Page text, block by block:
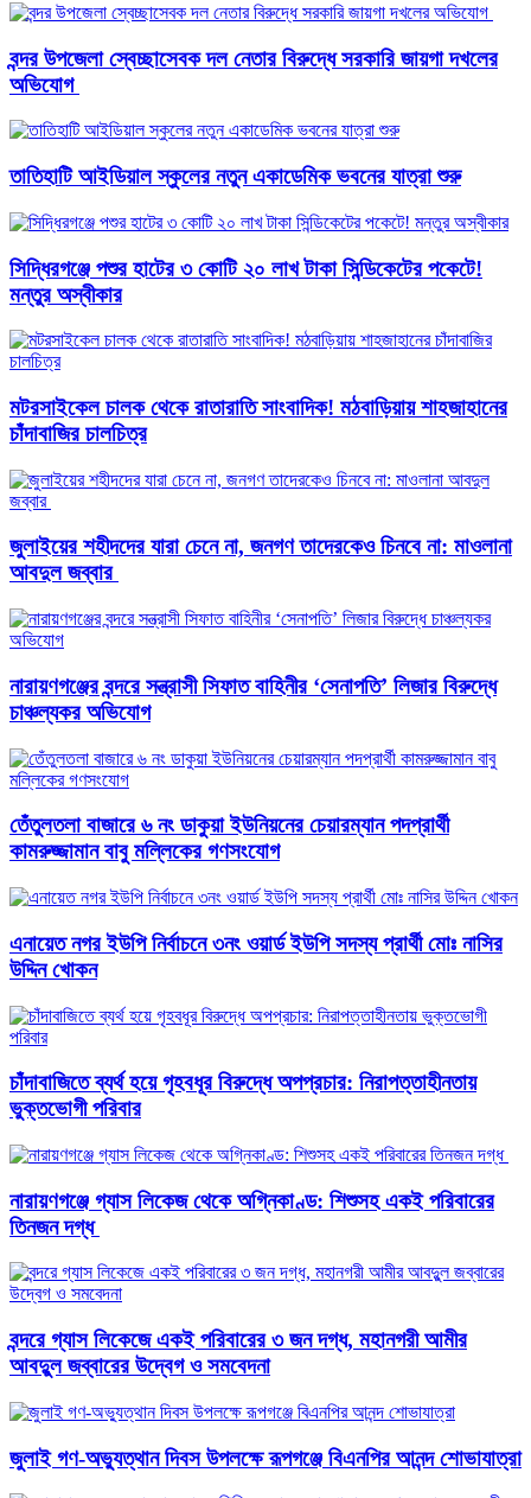
বন্দর উপজেলা স্বেচ্ছাসেবক দল নেতার বিরুদ্ধে সরকারি জায়গা দখলের
অভিযোগ ‎
তাতিহাটি আইডিয়াল স্কুলের নতুন একাডেমিক ভবনের যাত্রা শুরু
সিদ্ধিরগঞ্জে পশুর হাটের ৩ কোটি ২০ লাখ টাকা সিন্ডিকেটের পকেটে!
মন্তুর অস্বীকার
মটরসাইকেল চালক থেকে রাতারাতি সাংবাদিক! মঠবাড়িয়ায় শাহজাহানের
চাঁদাবাজির চালচিত্র
জুলাইয়ের শহীদদের যারা চেনে না, জনগণ তাদেরকেও চিনবে না: মাওলানা
আবদুল জব্বার ​
নারায়ণগঞ্জের বন্দরে সন্ত্রাসী সিফাত বাহিনীর ‘সেনাপতি’ লিজার বিরুদ্ধে
চাঞ্চল্যকর অভিযোগ
তেঁতুলতলা বাজারে ৬ নং ডাকুয়া ইউনিয়নের চেয়ারম্যান পদপ্রার্থী
কামরুজ্জামান বাবু মল্লিকের গণসংযোগ
এনায়েত নগর ইউপি নির্বাচনে ৩নং ওয়ার্ড ইউপি সদস্য প্রার্থী মোঃ নাসির
উদ্দিন খোকন
চাঁদাবাজিতে ব্যর্থ হয়ে গৃহবধূর বিরুদ্ধে অপপ্রচার: নিরাপত্তাহীনতায়
ভুক্তভোগী পরিবার
নারায়ণগঞ্জে গ্যাস লিকেজ থেকে অগ্নিকাণ্ড: শিশুসহ একই পরিবারের
তিনজন দগ্ধ ​
বন্দরে গ্যাস লিকেজে একই পরিবারের ৩ জন দগ্ধ, মহানগরী আমীর
আবদুুল জব্বারের উদ্বেগ ও সমবেদনা
জুলাই গণ-অভ্যুত্থান দিবস উপলক্ষে রূপগঞ্জে বিএনপির আনন্দ শোভাযাত্রা